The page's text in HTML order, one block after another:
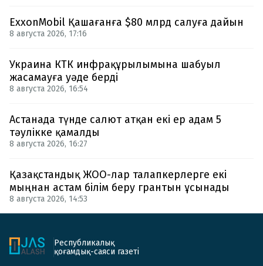
ExxonMobil Қашағанға $80 млрд салуға дайын
8 августа 2026, 17:16
Украина КТК инфрақұрылымына шабуыл
жасамауға уәде берді
8 августа 2026, 16:54
Астанада түнде салют атқан екі ер адам 5
тәулікке қамалды
8 августа 2026, 16:27
Қазақстандық ЖОО-лар талапкерлерге екі
мыңнан астам білім беру грантын ұсынады
8 августа 2026, 14:53
Республикалық
қоғамдық-саяси газеті